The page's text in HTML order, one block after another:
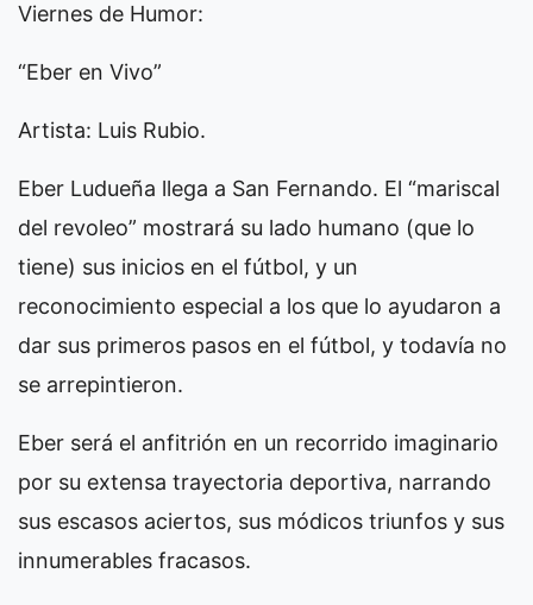
Viernes de Humor:
“Eber en Vivo”
Artista: Luis Rubio.
Eber Ludueña llega a San Fernando. El “mariscal
del revoleo” mostrará su lado humano (que lo
tiene) sus inicios en el fútbol, y un
reconocimiento especial a los que lo ayudaron a
dar sus primeros pasos en el fútbol, y todavía no
se arrepintieron.
Eber será el anfitrión en un recorrido imaginario
por su extensa trayectoria deportiva, narrando
sus escasos aciertos, sus módicos triunfos y sus
innumerables fracasos.